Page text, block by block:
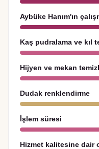
Aybüke Hanım'ın
Kaş pudralama ve kıl
Hijyen ve mekan
Dudak renklendirme
İşlem süresi
Hizmet kalitesine dair